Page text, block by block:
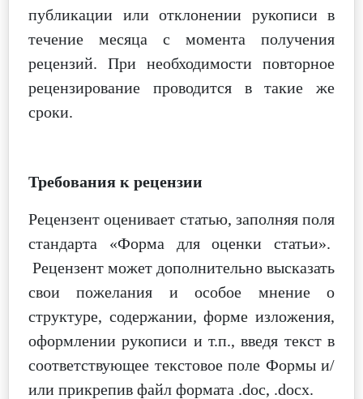
публикации или отклонении рукописи в
течение месяца с момента получения
рецензий. При необходимости повторное
рецензирование проводится в такие же
сроки.
Требования к рецензии
Рецензент оценивает статью, заполняя поля
стандарта «Форма для оценки статьи».
Рецензент может дополнительно высказать
свои пожелания и особое мнение о
структуре, содержании, форме изложения,
оформлении рукописи и т.п., введя текст в
соответствующее текстовое поле Формы и/
или прикрепив файл формата .doc, .docx.